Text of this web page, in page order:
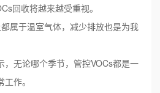
回收将越来越受重视。
属于温室气体，减少排放也是为我
，无论哪个季节，管控VOCs都是一
作。